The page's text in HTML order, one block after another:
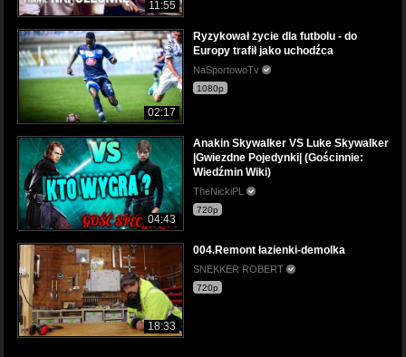
11:55
02:17
Ryzykował życie dla futbolu - do
Europy trafił jako uchodźca
NaSportowoTv
1080p
04:43
Anakin Skywalker VS Luke Skywalker
|Gwiezdne Pojedynki| (Gościnnie:
Wiedźmin Wiki)
TheNickiPL
720p
18:33
004.Remont łazienki-demolka
SNEKKER ROBERT
720p